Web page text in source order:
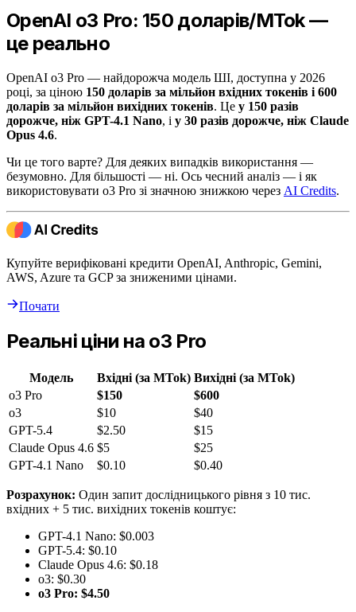
OpenAI o3 Pro: 150 доларів/MTok —
це реально
OpenAI o3 Pro — найдорожча модель ШІ, доступна у 2026
році, за ціною 150 доларів за мільйон вхідних токенів і 600
доларів за мільйон вихідних токенів. Це у 150 разів
дорожче, ніж GPT-4.1 Nano, і у 30 разів дорожче, ніж Claude
Opus 4.6.
Чи це того варте? Для деяких випадків використання —
безумовно. Для більшості — ні. Ось чесний аналіз — і як
використовувати o3 Pro зі значною знижкою через AI Credits.
Купуйте верифіковані кредити OpenAI, Anthropic, Gemini,
AWS, Azure та GCP за зниженими цінами.
Почати
Реальні ціни на o3 Pro
Модель Вхідні (за MTok) Вихідні (за MTok)
o3 Pro
$150
$600
o3
$10
$40
GPT-5.4
$2.50
$15
Claude Opus 4.6 $5
$25
GPT-4.1 Nano
$0.10 $0.40
Розрахунок: Один запит дослідницького рівня з 10 тис.
вхідних + 5 тис. вихідних токенів коштує:
GPT-4.1 Nano: $0.003
GPT-5.4: $0.10
Claude Opus 4.6: $0.18
o3: $0.30
o3 Pro: $4.50